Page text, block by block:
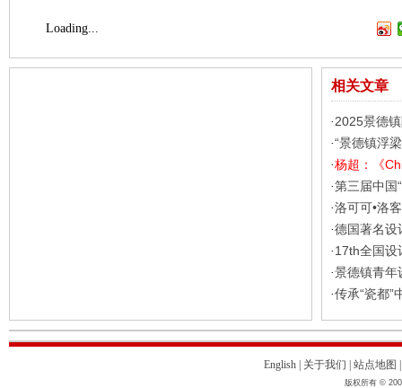
Loading...
相关文章
· 2025景德
·“景德镇浮
·杨超：《
·第三届中国
·洛可可•洛
·德国著名设
· 17th全国设
·景德镇青
·传承“瓷都
English 关于我们 站点地图
版权所有 ©